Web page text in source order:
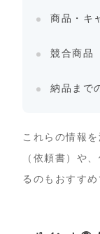
商品・キ
競合商品
納品まで
これらの情報
（依頼書）や
るのもおすすめ